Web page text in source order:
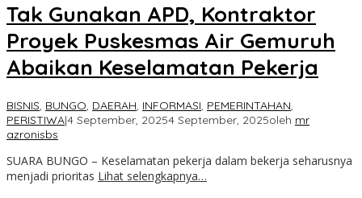
Tak Gunakan APD, Kontraktor
Proyek Puskesmas Air Gemuruh
Abaikan Keselamatan Pekerja
BISNIS, BUNGO, DAERAH, INFORMASI, PEMERINTAHAN,
PERISTIWA|4 September, 20254 September, 2025oleh mr
azronisbs
SUARA BUNGO – Keselamatan pekerja dalam bekerja seharusnya
menjadi prioritas Lihat selengkapnya…